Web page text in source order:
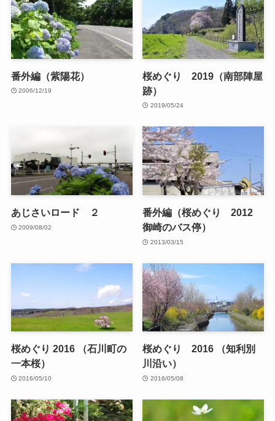
番外編（紫陽花）
2006/12/19
桜めぐり 2019（南部陣屋
跡）
2019/05/24
あじさいロード ２
2009/08/02
番外編（桜めぐり 2012
御崎のバス停）
2013/03/15
桜めぐり 2016 （石川町の
一本桜）
2016/05/10
桜めぐり 2016 （知利別
川沿い）
2016/05/08